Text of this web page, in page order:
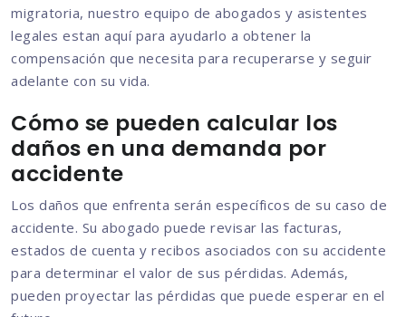
migratoria, nuestro equipo de abogados y asistentes
legales estan aquí para ayudarlo a obtener la
compensación que necesita para recuperarse y seguir
adelante con su vida.
Cómo se pueden calcular los
daños en una demanda por
accidente
Los daños que enfrenta serán específicos de su caso de
accidente. Su abogado puede revisar las facturas,
estados de cuenta y recibos asociados con su accidente
para determinar el valor de sus pérdidas. Además,
pueden proyectar las pérdidas que puede esperar en el